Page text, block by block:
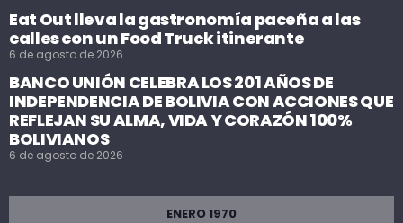
Eat Out lleva la gastronomía paceña a las
calles con un Food Truck itinerante
6 de agosto de 2026
BANCO UNIÓN CELEBRA LOS 201 AÑOS DE
INDEPENDENCIA DE BOLIVIA CON ACCIONES QUE
REFLEJAN SU ALMA, VIDA Y CORAZÓN 100%
BOLIVIANOS
6 de agosto de 2026
ENERO 1970